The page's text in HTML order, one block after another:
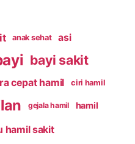
anak sehat
asi
bayi sakit
cepat hamil ciri hamil
gejala hamil hamil
hamil sakit